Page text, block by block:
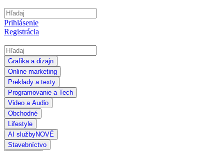
Prihlásenie
Registrácia
Grafika a dizajn
Online marketing
Preklady a texty
Programovanie a Tech
Video a Audio
Obchodné
Lifestyle
AI službyNOVÉ
Stavebníctvo